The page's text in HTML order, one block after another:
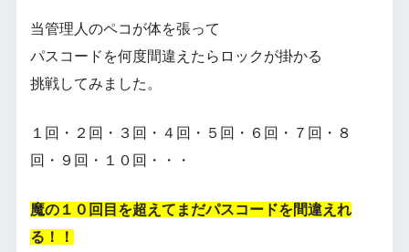
当管理人のペコが体を張って
パスコードを何度間違えたらロックが掛かる
挑戦してみました。
１回・２回・３回・４回・５回・６回・７回・８
回・９回・１０回・・・
魔の１０回目を超えてまだパスコードを間違えれ
る！！